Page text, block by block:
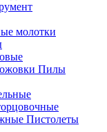
молотки
Пилы
Пистолеты